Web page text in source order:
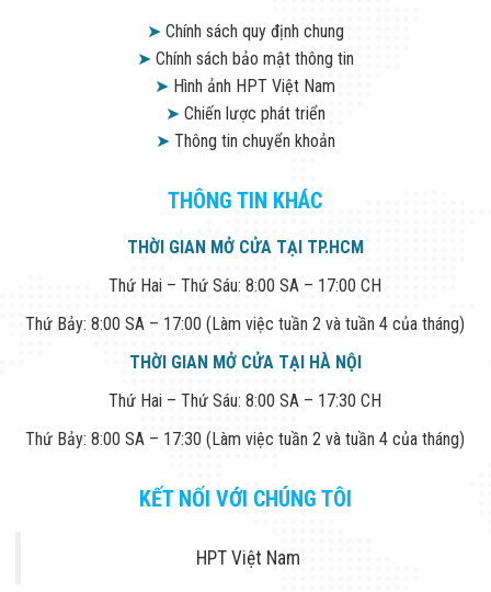
➤Chính sách quy định chung
➤Chính sách bảo mật thông tin
➤ Hình ảnh HPT Việt Nam
➤Chiến lược phát triển
➤Thông tin chuyển khoản
THÔNG TIN KHÁC
THỜI GIAN MỞ CỬA TẠI TP.HCM
Thứ Hai – Thứ Sáu: 8:00 SA – 17:00 CH
Thứ Bảy: 8:00 SA – 17:00 (Làm việc tuần 2 và tuần 4 của tháng)
THỜI GIAN MỞ CỬA TẠI HÀ NỘI
Thứ Hai – Thứ Sáu: 8:00 SA – 17:30 CH
Thứ Bảy: 8:00 SA – 17:30 (Làm việc tuần 2 và tuần 4 của tháng)
KẾT NỐI VỚI CHÚNG TÔI
HPT Việt Nam